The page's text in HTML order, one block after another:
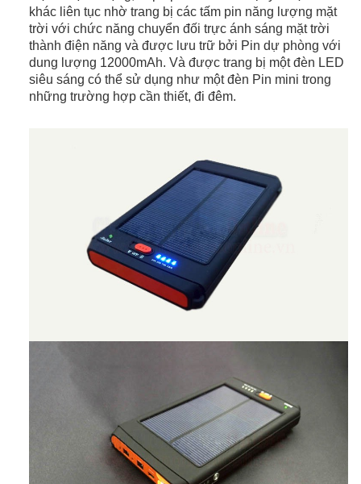
khác liên tục nhờ trang bị các tấm pin năng lượng mặt
trời với chức năng chuyển đối trực ánh sáng mặt trời
thành điện năng và được lưu trữ bởi Pin dự phòng với
dung lượng 12000mAh. Và được trang bị một đèn LED
siêu sáng có thể sử dụng như một đèn Pin mini trong
những trường hợp cần thiết, đi đêm.